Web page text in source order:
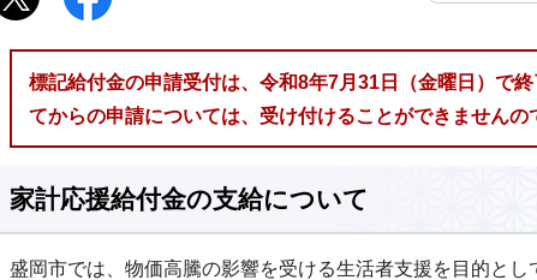
標記給付金の申請受付は、令和8年7月31日（金曜日）で
てからの申請については、受け付けることができませんの
家計応援給付金の支給について
盛岡市では、物価高騰の影響を受ける生活者支援を目的と